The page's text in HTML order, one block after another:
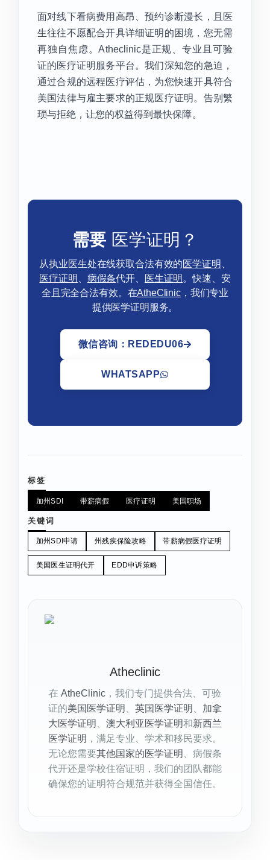
面对线下看病费用高昂、预约诊断漫长，且医
生往往不愿配合开具详细证明的困境，您无需
再独自焦虑。Atheclinic是正规、专业且可验
证的医疗证明服务平台。我们深知您的急迫，
通过合规的远程医疗评估，为您快速开具符合
美国法律与雇主要求的正规医疗证明。告别繁
琐与拒绝，让您的权益得到最快保障。
需要 医学证明？
从执业医生处在线获取合法有效的医学证明
医疗证明
病假条代开、 医生证明 。快速、安
全且完全合法有效。在AtheClinic，我们专业
提供医学证明服务。
微信咨询：REDEDU06
WHATSAPP
标签
加州SDI 带薪病假 医疗证明 美国职场
关键词
加州SDI申请 州残疾保险攻略 带薪病假医疗证明
美国医生证明代开 EDD申诉策略
Atheclinic
在 AtheClinic ，我们专门提供合法、可验
证的美国医学证明 英国医学证明
加拿
大医学证明
澳大利亚医学证明和新西兰
医学证明 ，满足专业、学术和移民要求。
无论您需要其他国家的医学证明
、病假条
代开还是学校住宿证明，我们的团队都能
确保您的证明符合规范并获得全国信任。